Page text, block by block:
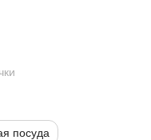
посуда